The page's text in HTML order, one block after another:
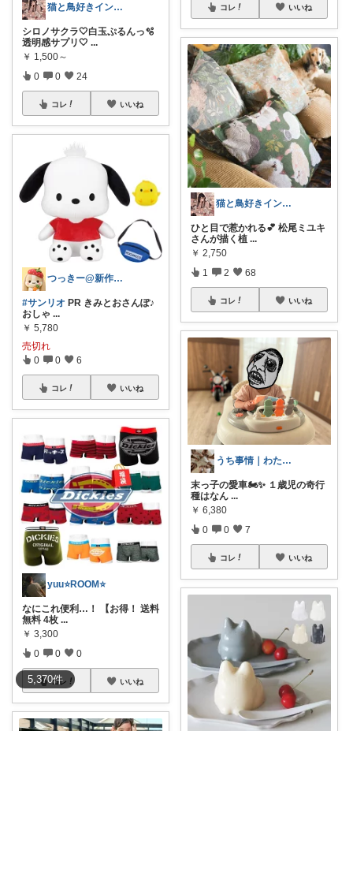
5,370件
猫と鳥好きインテリア初心者mako
シロノサクラ🤍白玉ぷるんっ🫧
透明感サプリ🤍 ...
￥ 1,500～
0 0 24
コレ いいね
つっきー@新作アイテム
#サンリオ PR きみとおさんぽ♪
おしゃ ...
￥ 5,780
売切れ
0 0 6
コレ いいね
yuu⭐️ROOM⭐️
なにこれ便利…！ 【お得！ 送料
無料 4枚 ...
￥ 3,300
0 0 0
コレ いいね
コレ いいね
猫と鳥好きインテリア初心者mako
ひと目で惹かれる💕 松尾ミユキ
さんが描く植 ...
￥ 2,750
1 2 68
コレ いいね
うち事情｜わたしの日常ジャーナル
末っ子の愛車🏍️✨ １歳児の奇行
種はなん ...
￥ 6,380
0 0 7
コレ いいね